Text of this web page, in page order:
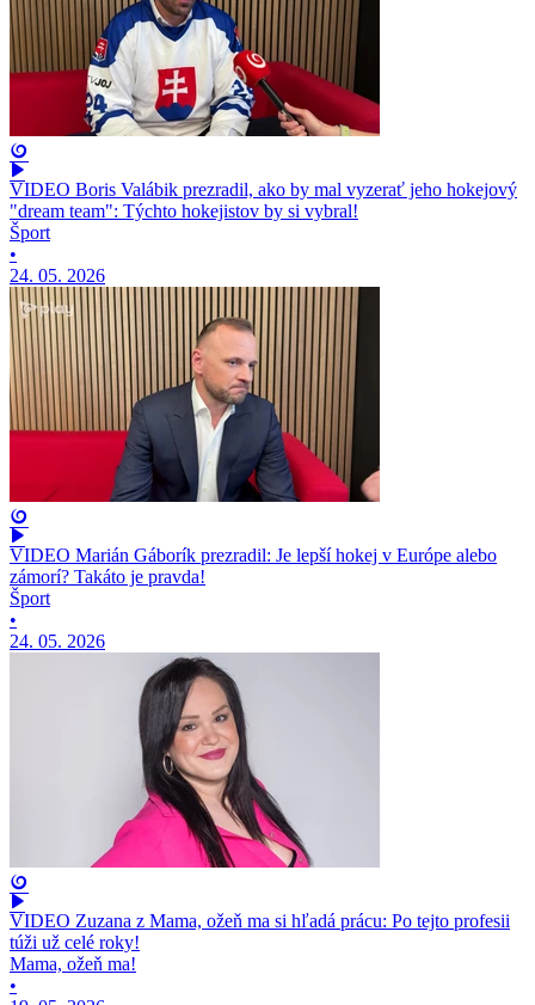
VIDEO Boris Valábik prezradil, ako by mal vyzerať jeho hokejový
"dream team": Týchto hokejistov by si vybral!
Šport
•
24. 05. 2026
VIDEO Marián Gáborík prezradil: Je lepší hokej v Európe alebo
zámorí? Takáto je pravda!
Šport
•
24. 05. 2026
VIDEO Zuzana z Mama, ožeň ma si hľadá prácu: Po tejto profesii
túži už celé roky!
Mama, ožeň ma!
•